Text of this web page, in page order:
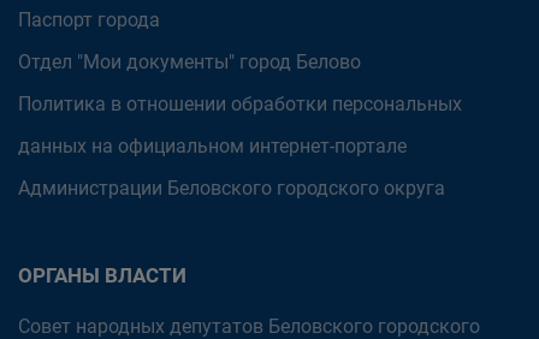
Паспорт города
Отдел "Мои документы" город Белово
Политика в отношении обработки персональных
данных на официальном интернет-портале
Администрации Беловского городского округа
ОРГАНЫ ВЛАСТИ
Совет народных депутатов Беловского городского